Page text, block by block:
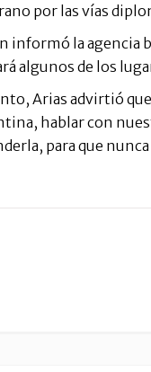
por las vías
informó la agencia
algunos de los
Arias advirtió
hablar con
para que